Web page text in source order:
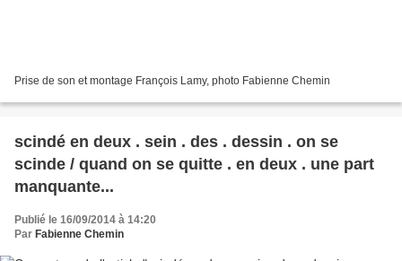
Prise de son et montage François Lamy, photo Fabienne Chemin
scindé en deux . sein . des . dessin . on se
scinde / quand on se quitte . en deux . une part
manquante...
Publié le 16/09/2014 à 14:20
Par Fabienne Chemin